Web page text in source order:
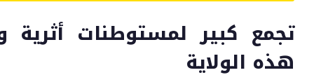
تجمع كبير لمستوطنات أثرية
هذه الولاية